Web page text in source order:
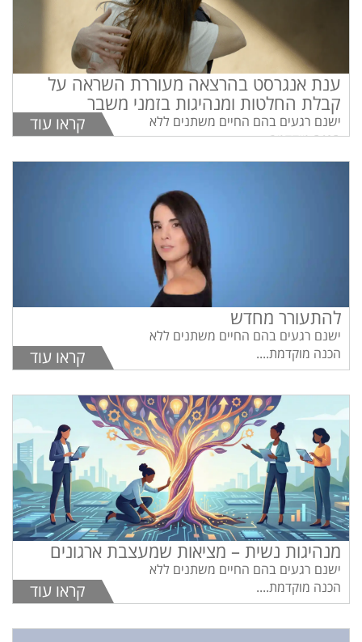
ענת אנגרסט בהרצאה מעוררת השראה על
קבלת החלטות ומנהיגות בזמני משבר
ישנם רגעים בהם החיים משתנים ללא
הכנה מוקדמת....
קראו עוד
להתעורר מחדש
ישנם רגעים בהם החיים משתנים ללא
הכנה מוקדמת....
קראו עוד
מנהיגות נשית – מציאות שמעצבת ארגונים
ישנם רגעים בהם החיים משתנים ללא
הכנה מוקדמת....
קראו עוד